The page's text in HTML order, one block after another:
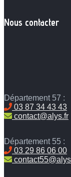
Nous contacter
Département 57 :
03 87 34 43 43
contact@alys.fr
Département 55 :
03 29 86 06 00